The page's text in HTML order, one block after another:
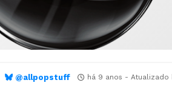
@allpopstuff há 9 anos - Atualizado